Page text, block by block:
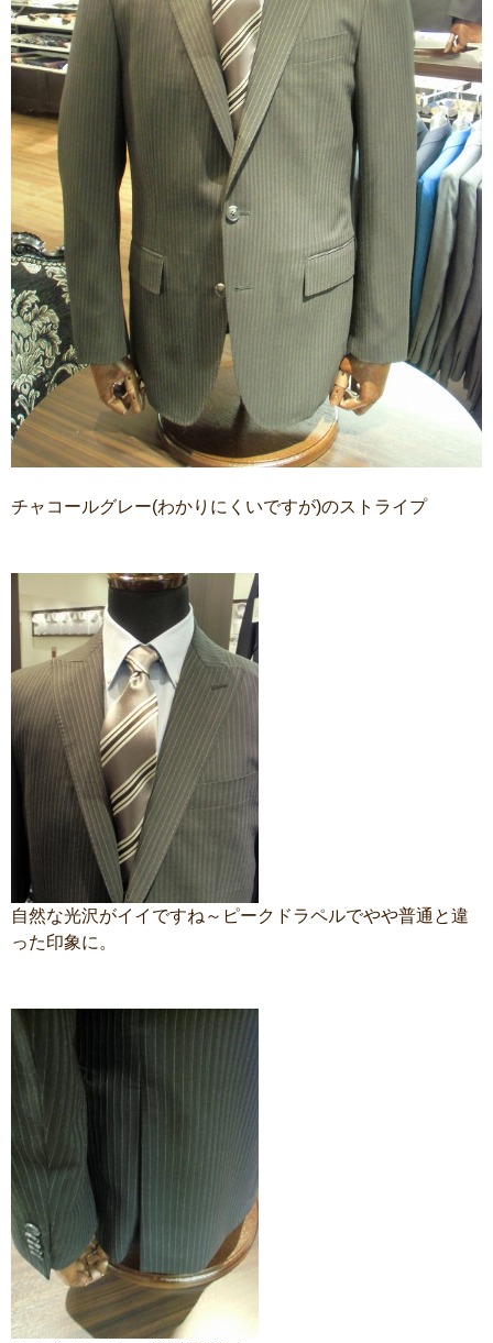
チャコールグレー(わかりにくいですが)のストライプ
自然な光沢がイイですね～ピークドラペルでやや普通と違
った印象に。